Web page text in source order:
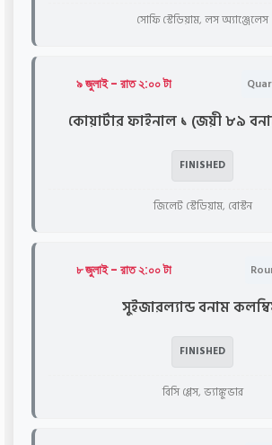
সোফি স্টেডিয়াম, লস অ্যাঞ্জেলেস
৯ জুলাই - রাত ২:০০ টা
কোয়ার্টার ফাইনাল ১ (জয়ী ৮৯
FINISHED
জিলেট স্টেডিয়াম, বোস্টন
৮ জুলাই - রাত ২:০০ টা
সুইজারল্যান্ড বনাম
FINISHED
বিসি প্লেস, ভ্যাঙ্কুভার